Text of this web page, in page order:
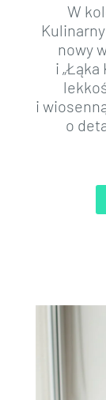
W
nowy
i
i
o